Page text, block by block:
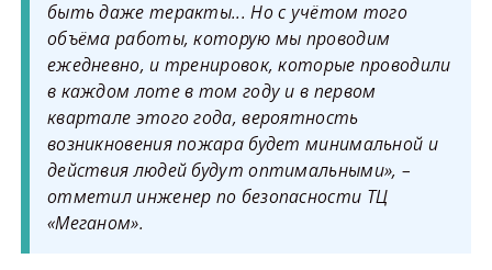
быть даже теракты... Но с учётом того
объёма работы, которую мы проводим
ежедневно, и тренировок, которые проводили
в каждом лоте в том году и в первом
квартале этого года, вероятность
возникновения пожара будет минимальной и
действия людей будут оптимальными», –
отметил инженер по безопасности ТЦ
«Меганом».